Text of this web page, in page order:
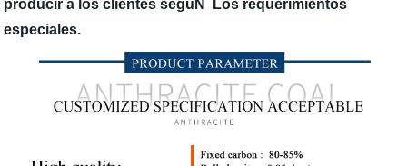
producir a los clientes segúN Los requerimientos
especiales.